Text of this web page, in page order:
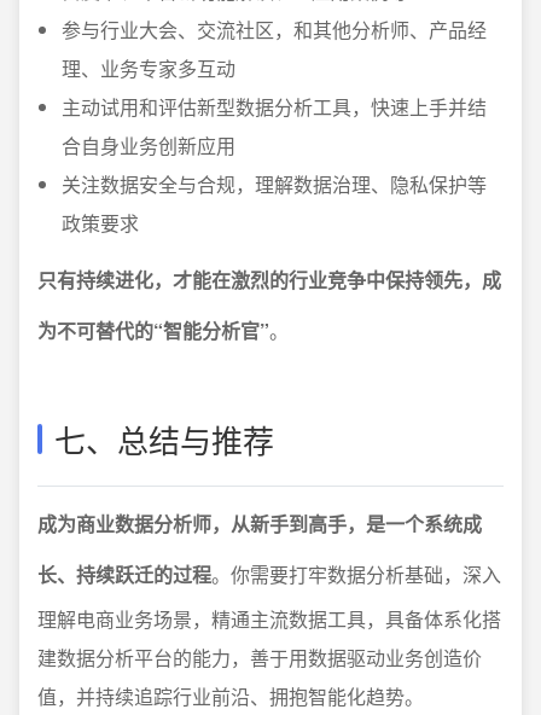
参与行业大会、交流社区，和其他分析师、产品经
理、业务专家多互动
主动试用和评估新型数据分析工具，快速上手并结
合自身业务创新应用
关注数据安全与合规，理解数据治理、隐私保护等
政策要求
只有持续进化，才能在激烈的行业竞争中保持领先，成
为不可替代的“智能分析官”。
七、总结与推荐
成为商业数据分析师，从新手到高手，是一个系统成
长、持续跃迁的过程。你需要打牢数据分析基础，深入
理解电商业务场景，精通主流数据工具，具备体系化搭
建数据分析平台的能力，善于用数据驱动业务创造价
值，并持续追踪行业前沿、拥抱智能化趋势。